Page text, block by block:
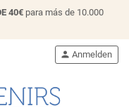
40€ para más de 10.000
person Anmelden